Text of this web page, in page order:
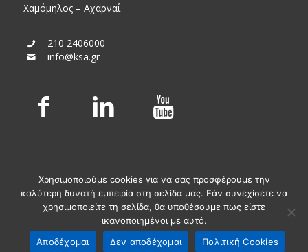
Χαμόμηλος – Αχαρναί
210 2406000
info@ksa.gr
© KSA Powered byMedia Planners
Χρησιμοποιούμε cookies για να σας προσφέρουμε την
καλύτερη δυνατή εμπειρία στη σελίδα μας. Εάν συνεχίσετε να
χρησιμοποιείτε τη σελίδα, θα υποθέσουμε πως είστε
ικανοποιημένοι με αυτό.
Αποδέχομαι
Δεν αποδέχομαι Πολιτική Cookies